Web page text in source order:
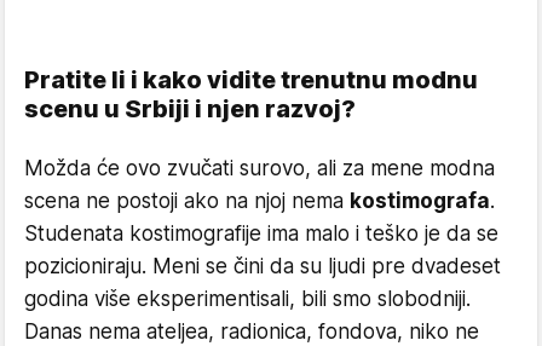
Pratite li i kako vidite trenutnu modnu
scenu u Srbiji i njen razvoj?
Možda će ovo zvučati surovo, ali za mene modna
scena ne postoji ako na njoj nema kostimografa.
Studenata kostimografije ima malo i teško je da se
pozicioniraju. Meni se čini da su ljudi pre dvadeset
godina više eksperimentisali, bili smo slobodniji.
Danas nema ateljea, radionica, fondova, niko ne